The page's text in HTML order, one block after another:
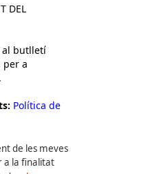
DEL
al butlletí
per a
Política de
de les meves
a la finalitat